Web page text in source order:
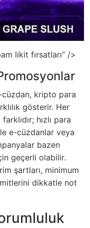
likit fırsatları” />
cüzdan, kripto para
gösterir. Her
hızlı para
e-cüzdanlar veya
bazen
geçerli olabilir.
şartları, minimum
dikkatle not